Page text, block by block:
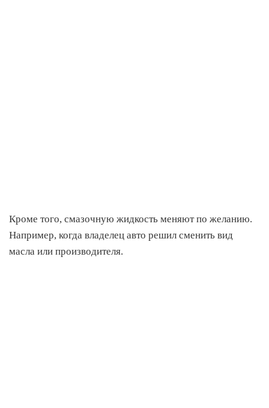
Кроме того, смазочную жидкость меняют по желанию.
Например, когда владелец авто решил сменить вид
масла или производителя.